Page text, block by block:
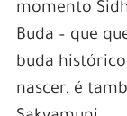
momento
Buda – que
buda
nascer, é